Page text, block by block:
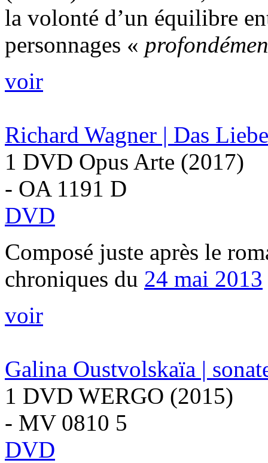
la volonté d’un équilibre
personnages «
voir
Richard Wagner | Das
1 DVD Opus Arte (2017)
- OA 1191 D
DVD
Composé juste après le
chroniques du 24 mai 2013
voir
Galina Oustvolskaïa |
1 DVD WERGO (2015)
- MV 0810 5
DVD